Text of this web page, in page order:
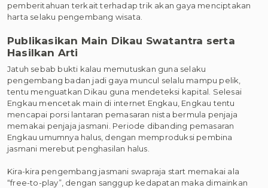
pemberitahuan terkait terhadap trik akan gaya menciptakan
harta selaku pengembang wisata.
Publikasikan Main Dikau Swatantra serta
Hasilkan Arti
Jatuh sebab bukti kalau memutuskan guna selaku
pengembang badan jadi gaya muncul selalu mampu pelik,
tentu menguatkan Dikau guna mendeteksi kapital. Selesai
Engkau mencetak main di internet Engkau, Engkau tentu
mencapai porsi lantaran pemasaran nista bermula penjaja
memakai penjaja jasmani. Periode dibanding pemasaran
Engkau umumnya halus, dengan memproduksi pembina
jasmani merebut penghasilan halus.
Kira-kira pengembang jasmani swapraja start memakai ala
“free-to-play”, dengan sanggup kedapatan maka dimainkan